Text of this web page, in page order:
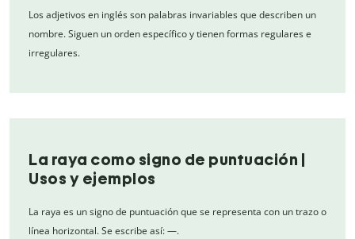
Los adjetivos en inglés son palabras invariables que describen un
nombre. Siguen un orden específico y tienen formas regulares e
irregulares.
La raya como signo de puntuación |
Usos y ejemplos
La raya es un signo de puntuación que se representa con un trazo o
línea horizontal. Se escribe así: —.